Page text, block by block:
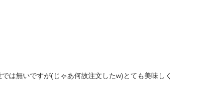
は無いですが(じゃあ何故注文したw)とても美味しく